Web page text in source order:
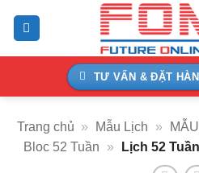
TƯ VẤN & ĐẶT
Trang chủ » Mẫu Lịch »
Bloc 52 Tuần
» Lịch 52